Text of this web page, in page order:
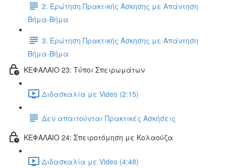
2. Ερώτηση Πρακτικής Άσκησης με Απάντηση
Βήμα-Βήμα
3. Ερώτηση Πρακτικής Άσκησης με Απάντηση
Βήμα-Βήμα
ΚΕΦΑΛΑΙΟ 23: Τύποι Σπειρωμάτων
Διδασκαλία με Video (2:15)
Δεν απαιτούνται Πρακτικές Ασκήσεις
ΚΕΦΑΛΑΙΟ 24: Σπειροτόμηση με Κολαούζα
Διδασκαλία με Video (4:48)